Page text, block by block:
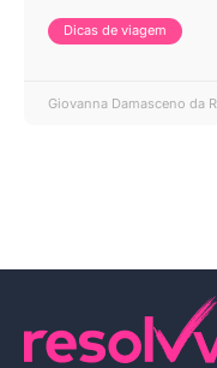
Dicas de viagem
Giovanna Damasceno da